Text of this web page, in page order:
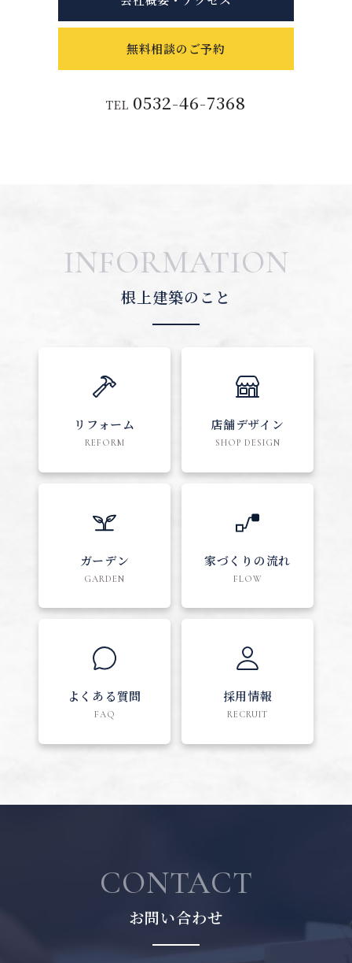
無料相談のご予約
TEL 0532-46-7368
INFORMATION
根上建築のこと
リフォーム
REFORM
店舗デザイン
SHOP DESIGN
ガーデン
GARDEN
家づくりの流れ
FLOW
よくある質問
FAQ
採用情報
RECRUIT
CONTACT
お問い合わせ